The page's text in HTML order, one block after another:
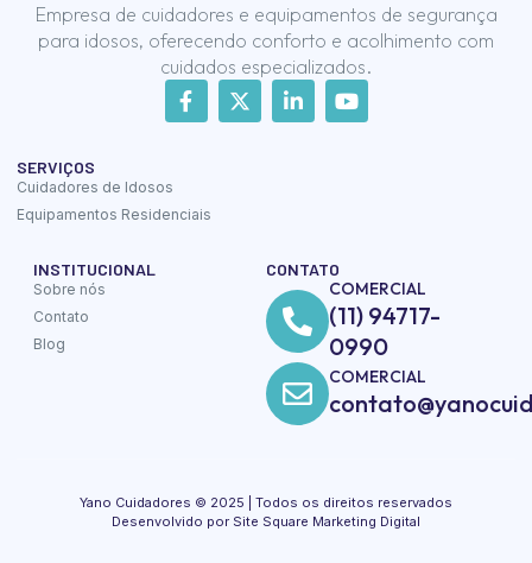
Empresa de cuidadores e equipamentos de segurança
para idosos, oferecendo conforto e acolhimento com
cuidados especializados.
SERVIÇOS
Cuidadores de Idosos
Equipamentos Residenciais
INSTITUCIONAL
Sobre nós
Contato
Blog
CONTATO
COMERCIAL
(11) 94717-
0990
COMERCIAL
Yano Cuidadores © 2025 | Todos os direitos reservados
Desenvolvido por Site Square Marketing Digital